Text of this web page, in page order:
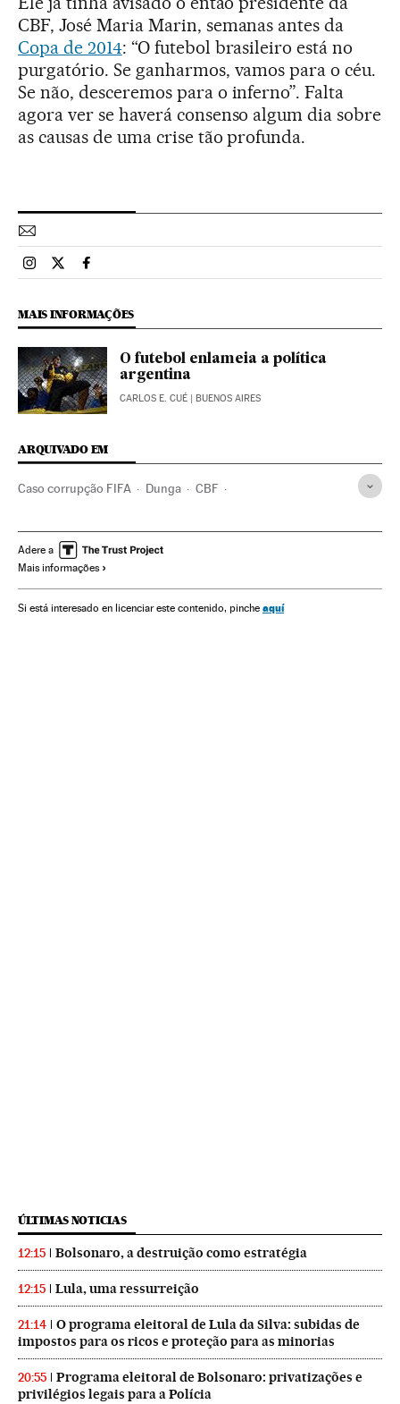
CBF, José Maria Marin, semanas antes da
Copa de 2014: “O futebol brasileiro está no
purgatório. Se ganharmos, vamos para o céu.
Se não, desceremos para o inferno”. Falta
agora ver se haverá consenso algum dia sobre
as causas de uma crise tão profunda.
Esportes El País Brasil en Instagram
Esportes El País Brasil en Twitter
Esportes El País Brasil en Facebook
MAIS INFORMAÇÕES
O futebol enlameia a política
argentina
CARLOS E. CUÉ | BUENOS AIRES
ARQUIVADO EM
Caso corrupção FIFA Dunga CBF
Seleção Brasileira Neymar
Patrocínio esportivo
FIFA Dinheiro negro Justiça esportiva
Adere a
Mais informações
Si está interesado en licenciar este contenido, pinche aquí
ÚLTIMAS NOTICIAS
12:15 Bolsonaro, a destruição como estratégia
12:15 Lula, uma ressurreição
21:14
O programa eleitoral de Lula da Silva: subidas de
impostos para os ricos e proteção para as minorias
20:55
Programa eleitoral de Bolsonaro: privatizações e
privilégios legais para a Polícia